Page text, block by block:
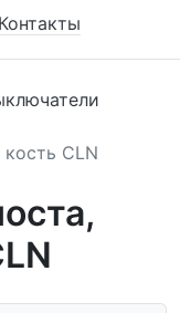
Контакты
CLN